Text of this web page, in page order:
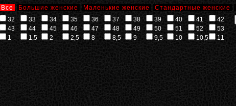
Все Большие женские Маленькие женские Стандартные женские
32 33 34 35 36 37 38 39 40 41
42
43
44 45 46 47 48 49 50 51 52
53
1
1,5 2 2,5 8 8,5 9 9,5 10 10,5 11